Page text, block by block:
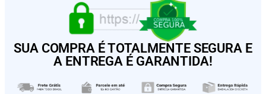
SUA COMPRA É TOTALMENTE SEGURA E
A ENTREGA É GARANTIDA!